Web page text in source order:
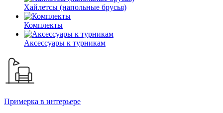
Хайлетсы (напольные брусья)
Комплекты
Аксессуары к турникам
Примерка в интерьере